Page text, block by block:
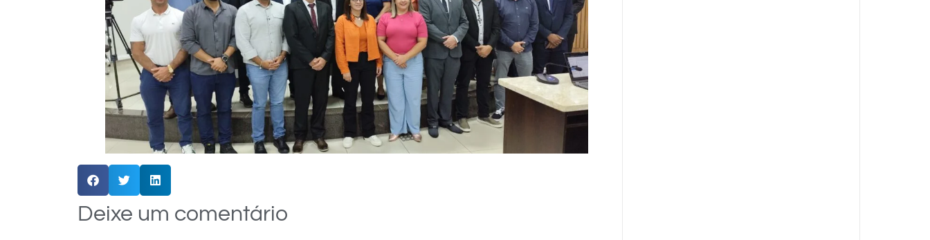
Deixe um comentário